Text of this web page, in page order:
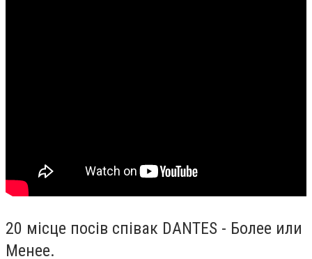
20 місце посів співак DANTES - Более или
Менее.